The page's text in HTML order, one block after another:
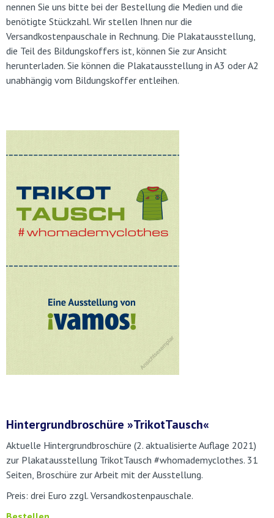
nennen Sie uns bitte bei der Bestellung die Medien und die
benötigte Stückzahl. Wir stellen Ihnen nur die
Versandkostenpauschale in Rechnung. Die Plakatausstellung,
die Teil des Bildungskoffers ist, können Sie zur Ansicht
herunterladen. Sie können die Plakatausstellung in A3 oder A2
unabhängig vom Bildungskoffer entleihen.
Hintergrundbroschüre »TrikotTausch«
Aktuelle Hintergrundbroschüre (2. aktualisierte Auflage 2021)
zur Plakatausstellung TrikotTausch #whomademyclothes. 31
Seiten, Broschüre zur Arbeit mit der Ausstellung.
Preis: drei Euro zzgl. Versandkostenpauschale.